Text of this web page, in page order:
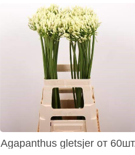
Agapanthus gletsjer от